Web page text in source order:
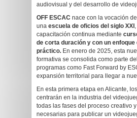
audiovisual y del desarrollo de
OFF ESCAC nace con la vocación
una escuela de oficios del siglo XXI
capacitación continua mediante
de corta duración y con un
práctico. En enero de 2025, esta
formativa se consolida como parte
programas como Fast Forward by
expansión territorial para llegar a
En esta primera etapa en Alicante,
centrarán en la industria del
todas las fases del proceso creativo
necesarias para publicar un